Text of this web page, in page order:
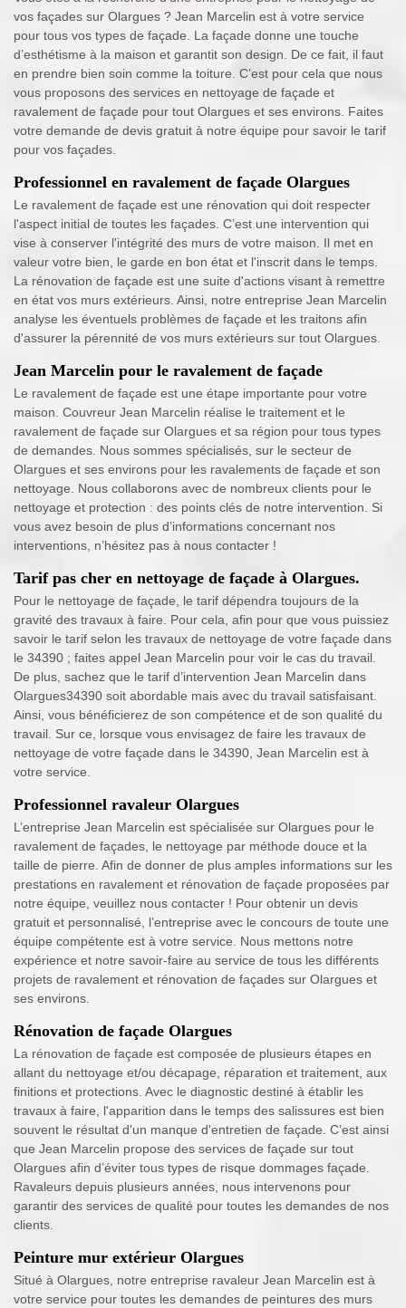
vos façades sur Olargues ? Jean Marcelin est à votre service
pour tous vos types de façade. La façade donne une touche
d’esthétisme à la maison et garantit son design. De ce fait, il faut
en prendre bien soin comme la toiture. C’est pour cela que nous
vous proposons des services en nettoyage de façade et
ravalement de façade pour tout Olargues et ses environs. Faites
votre demande de devis gratuit à notre équipe pour savoir le tarif
pour vos façades.
Professionnel en ravalement de façade Olargues
Le ravalement de façade est une rénovation qui doit respecter
l'aspect initial de toutes les façades. C’est une intervention qui
vise à conserver l'intégrité des murs de votre maison. Il met en
valeur votre bien, le garde en bon état et l'inscrit dans le temps.
La rénovation de façade est une suite d'actions visant à remettre
en état vos murs extérieurs. Ainsi, notre entreprise Jean Marcelin
analyse les éventuels problèmes de façade et les traitons afin
d'assurer la pérennité de vos murs extérieurs sur tout Olargues.
Jean Marcelin pour le ravalement de façade
Le ravalement de façade est une étape importante pour votre
maison. Couvreur Jean Marcelin réalise le traitement et le
ravalement de façade sur Olargues et sa région pour tous types
de demandes. Nous sommes spécialisés, sur le secteur de
Olargues et ses environs pour les ravalements de façade et son
nettoyage. Nous collaborons avec de nombreux clients pour le
nettoyage et protection : des points clés de notre intervention. Si
vous avez besoin de plus d’informations concernant nos
interventions, n’hésitez pas à nous contacter !
Tarif pas cher en nettoyage de façade à Olargues.
Pour le nettoyage de façade, le tarif dépendra toujours de la
gravité des travaux à faire. Pour cela, afin pour que vous puissiez
savoir le tarif selon les travaux de nettoyage de votre façade dans
le 34390 ; faites appel Jean Marcelin pour voir le cas du travail.
De plus, sachez que le tarif d’intervention Jean Marcelin dans
Olargues34390 soit abordable mais avec du travail satisfaisant.
Ainsi, vous bénéficierez de son compétence et de son qualité du
travail. Sur ce, lorsque vous envisagez de faire les travaux de
nettoyage de votre façade dans le 34390, Jean Marcelin est à
votre service.
Professionnel ravaleur Olargues
L’entreprise Jean Marcelin est spécialisée sur Olargues pour le
ravalement de façades, le nettoyage par méthode douce et la
taille de pierre. Afin de donner de plus amples informations sur les
prestations en ravalement et rénovation de façade proposées par
notre équipe, veuillez nous contacter ! Pour obtenir un devis
gratuit et personnalisé, l’entreprise avec le concours de toute une
équipe compétente est à votre service. Nous mettons notre
expérience et notre savoir-faire au service de tous les différents
projets de ravalement et rénovation de façades sur Olargues et
ses environs.
Rénovation de façade Olargues
La rénovation de façade est composée de plusieurs étapes en
allant du nettoyage et/ou décapage, réparation et traitement, aux
finitions et protections. Avec le diagnostic destiné à établir les
travaux à faire, l'apparition dans le temps des salissures est bien
souvent le résultat d'un manque d'entretien de façade. C’est ainsi
que Jean Marcelin propose des services de façade sur tout
Olargues afin d’éviter tous types de risque dommages façade.
Ravaleurs depuis plusieurs années, nous intervenons pour
garantir des services de qualité pour toutes les demandes de nos
clients.
Peinture mur extérieur Olargues
Situé à Olargues, notre entreprise ravaleur Jean Marcelin est à
votre service pour toutes les demandes de peintures des murs